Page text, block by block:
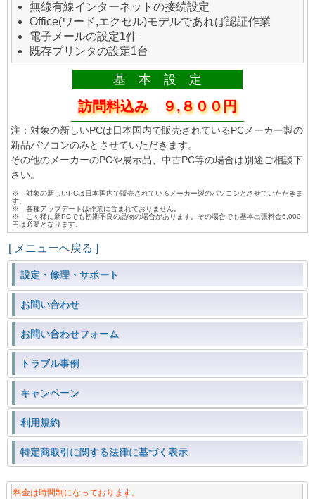
無線有線インターネットの接続設定
Office(ワード,エクセル)モデルであれば認証作業
電子メールの設定1件
既存プリンタの設定1台
基 本 設 定
訪問料込み ９,８００円
注：対象の新しいPCは日本国内で販売されているPCメーカー製の
新品パソコンのみとさせていただきます。
その他のメーカーのPCや展示品、中古PC等の場合は別途ご相談下
さい。
※ 対象の新しいPCは日本国内で販売されているメーカー製のパソコンとさせていただきま
す。
※ 各種アップデートは作業に含まれておりません。
※ ごく稀に新PCでも初期不良の品物の場合があります。その場合でも基本出張料金6,000
円は必要となります。
[ メニューへ戻る ]
設定・修理・サポート
お問い合わせ
お問い合わせフォーム
トラブル事例
キャンペーン
利用規約
特定商取引に関する法律に基づく表示
料金は時間制になっております。